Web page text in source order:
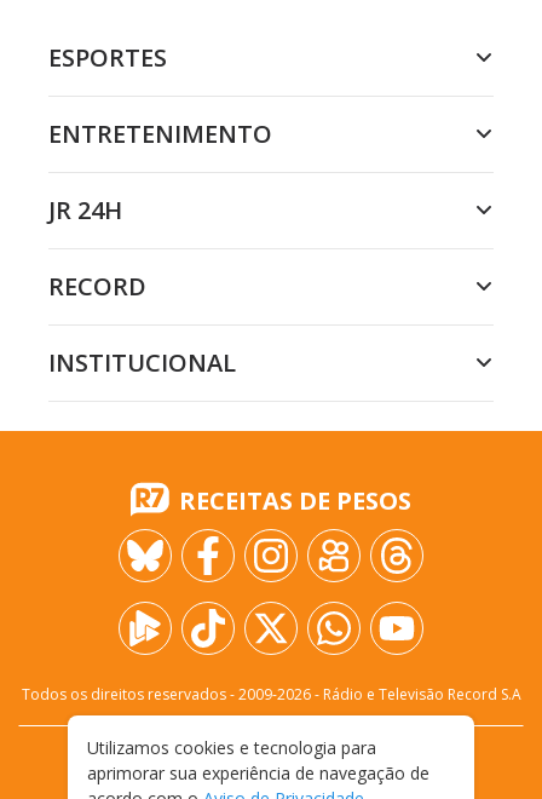
ESPORTES
ENTRETENIMENTO
JR 24H
RECORD
INSTITUCIONAL
RECEITAS DE PESOS
Todos os direitos reservados - 2009-2026- Rádio e Televisão Record S.A
FALE CONOSCO
PRIVACIDADE
TERMOS E CONDIÇÕES DE USO
Utilizamos cookies e tecnologia para
aprimorar sua experiência de navegação de